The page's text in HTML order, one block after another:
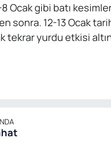
Ocak gibi batı
sonra. 12-13 Ocak
tekrar yurdu etkisi